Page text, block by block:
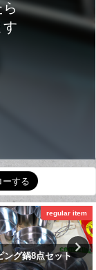
ら
す
映画・アニメ
DEAD 1~9